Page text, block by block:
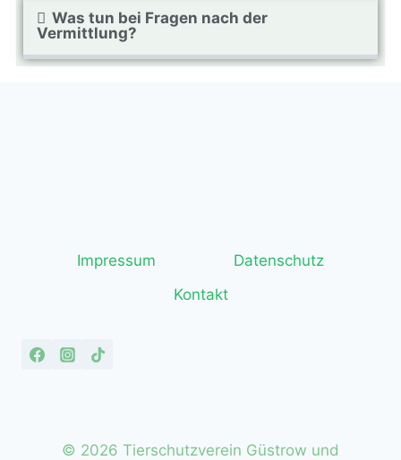
Was tun bei Fragen nach der
Vermittlung?
Impressum
Datenschutz
Kontakt
© 2026 Tierschutzverein Güstrow und